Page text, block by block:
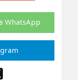
WhatsApp